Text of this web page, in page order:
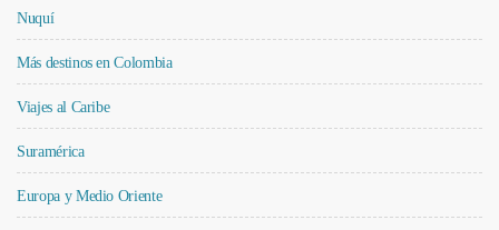
Nuquí
Más destinos en Colombia
Viajes al Caribe
Suramérica
Europa y Medio Oriente